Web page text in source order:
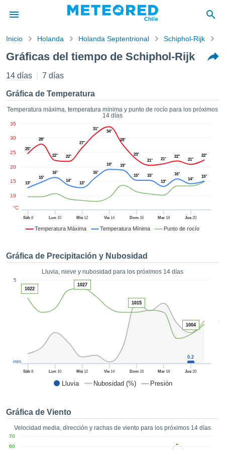
de
por
para
que la
que se
a este
las
y
digital
basada
nuestra
sin coste.
nuestros
así como
un perfil
para
y
ACEPTAR
CONTINUAR
CONFIGURACIÓN
Inicio Holanda Holanda Septentrional Schiphol-Rijk
Gráficas del tiempo de Schiphol-Rijk
14 días 7 días
Gráfica de Temperatura
Temperatura máxima, temperatura mínima y punto de rocío para los próximos
14 días
Temperatura Máxima Temperatura Mínima Punto de rocío
Sáb8 Lun 10 Mié 12 Vie 14 Dom16 Mar18 Jue 20
10
15
20
25
30
35
°C
25°
28°
22° 22°
27°
31°
34°
28°
23°
21°
21°
22°
21°
22°
13°
15°
16°
14°
13°
16°
19° 19°
15°
15°
13°
16°
14°
15°
Gráfica de Precipitación y Nubosidad
Lluvia, nieve y nubosidad para los próximos 14 días
Lluvia Nubosidad (%) Presión
50
Sáb8 Lun 10 Mié 12 Vie 14 Dom16 Mar18 Jue 20
5
mm
0.2
1022
1027
1015
1004
Gráfica de Viento
Velocidad media, dirección y rachas de viento para los próximos 14 días
60
70